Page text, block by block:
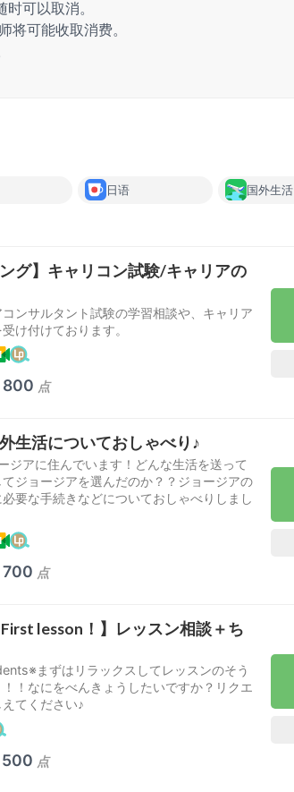
可以取消。
将可能收取消费。
日语 国外生活
ング】キャリコン試験/キャリアの
ンサルタント試験の学習相談や、キャリア
け付けております。
800 点
生活についておしゃべり♪
ジアに住んでいます！どんな生活を送って
ジョージアを選んだのか？？ジョージアの
要な手続きなどについておしゃべりしまし
700 点
First lesson！】レッスン相談＋ち
まずはリラックスしてレッスンのそう
！なにをべんきょうしたいですか？リクエ
てください♪
500 点